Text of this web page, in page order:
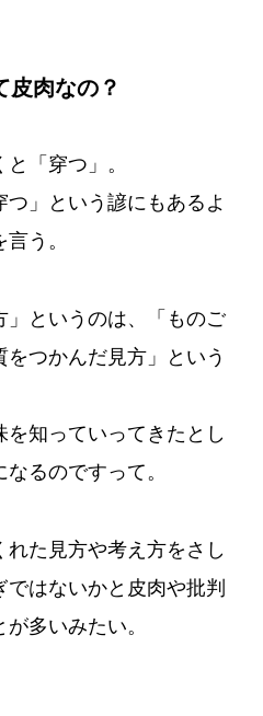
皮肉なの？
「穿つ」。
」という諺にもあるよ
う。
」というのは、「ものご
つかんだ見方」という
を知っていってきたとし
るのですって。
た見方や考え方をさし
はないかと皮肉や批判
多いみたい。